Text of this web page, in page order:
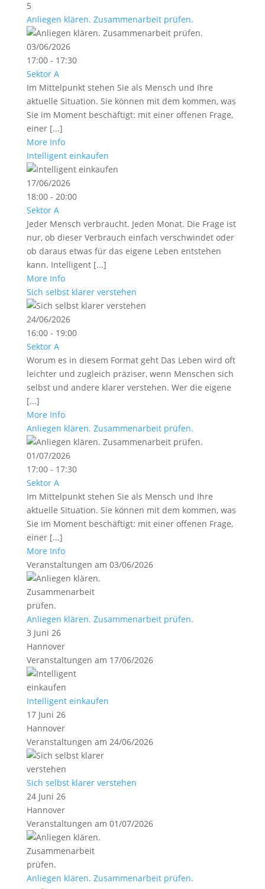
5
Anliegen klären. Zusammenarbeit prüfen.
03/06/2026
17:00 - 17:30
Sektor A
Im Mittelpunkt stehen Sie als Mensch und Ihre
aktuelle Situation. Sie können mit dem kommen, was
Sie im Moment beschäftigt: mit einer offenen Frage,
einer [...]
More Info
Intelligent einkaufen
17/06/2026
18:00 - 20:00
Sektor A
Jeder Mensch verbraucht. Jeden Monat. Die Frage ist
nur, ob dieser Verbrauch einfach verschwindet oder
ob daraus etwas für das eigene Leben entstehen
kann. Intelligent [...]
More Info
Sich selbst klarer verstehen
24/06/2026
16:00 - 19:00
Sektor A
Worum es in diesem Format geht Das Leben wird oft
leichter und zugleich präziser, wenn Menschen sich
selbst und andere klarer verstehen. Wer die eigene
[...]
More Info
Anliegen klären. Zusammenarbeit prüfen.
01/07/2026
17:00 - 17:30
Sektor A
Im Mittelpunkt stehen Sie als Mensch und Ihre
aktuelle Situation. Sie können mit dem kommen, was
Sie im Moment beschäftigt: mit einer offenen Frage,
einer [...]
More Info
Veranstaltungen am 03/06/2026
Anliegen klären. Zusammenarbeit prüfen.
3 Juni 26
Hannover
Veranstaltungen am 17/06/2026
Intelligent einkaufen
17 Juni 26
Hannover
Veranstaltungen am 24/06/2026
Sich selbst klarer verstehen
24 Juni 26
Hannover
Veranstaltungen am 01/07/2026
Anliegen klären. Zusammenarbeit prüfen.